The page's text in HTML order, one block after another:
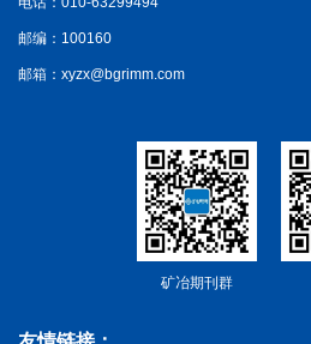
邮编：100160
邮箱：xyzx@bgrimm.com
矿冶期刊群